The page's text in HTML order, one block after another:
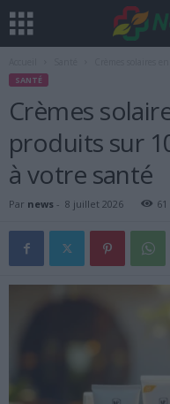
SANTÉ
Crèmes
produits sur
à votre santé
Par news - 8 juillet 2026 61